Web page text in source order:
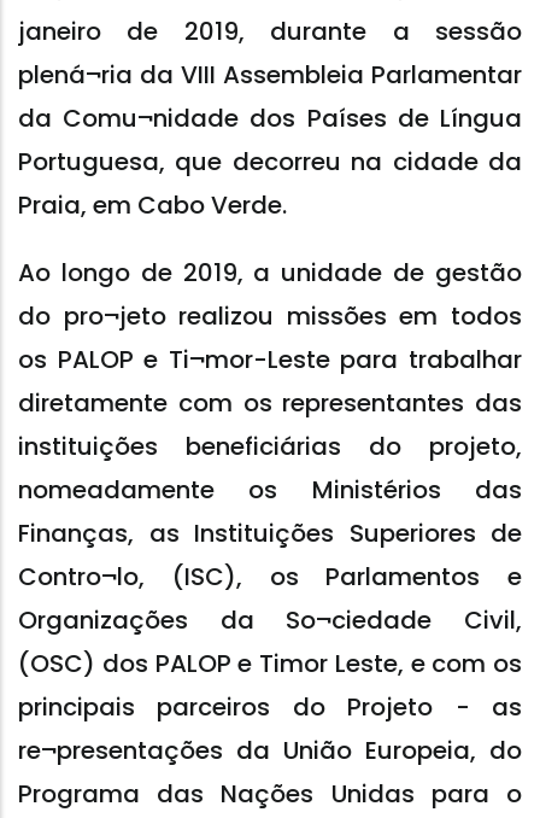
janeiro de 2019, durante a sessão
plená¬ria da VIII Assembleia Parlamentar
da Comu¬nidade dos Países de Língua
Portuguesa, que decorreu na cidade da
Praia, em Cabo Verde.
Ao longo de 2019, a unidade de gestão
do pro¬jeto realizou missões em todos
os PALOP e Ti¬mor-Leste para trabalhar
diretamente com os representantes das
instituições beneficiárias do projeto,
nomeadamente os Ministérios das
Finanças, as Instituições Superiores de
Contro¬lo, (ISC), os Parlamentos e
Organizações da So¬ciedade Civil,
(OSC) dos PALOP e Timor Leste, e com os
principais parceiros do Projeto - as
re¬presentações da União Europeia, do
Programa das Nações Unidas para o